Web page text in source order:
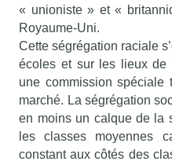
« unioniste » et «
Royaume-Uni.
Cette ségrégation raciale
écoles et sur les lieux de
une commission spéciale
marché. La ségrégation
en moins un calque de la
les classes moyennes
constant aux côtés des